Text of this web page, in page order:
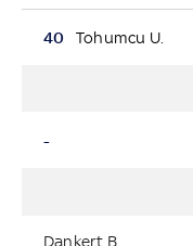
40 Tohumcu U.
-
Dankert B.